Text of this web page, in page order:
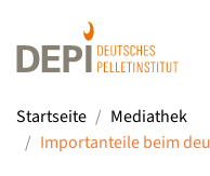
Startseite
Mediathek
Importanteile beim